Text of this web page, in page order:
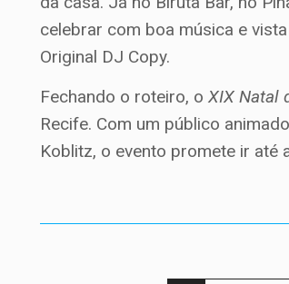
celebrar com boa música e
Original DJ Copy.
Fechando o roteiro, oXIX Natal
Recife. Com um público
Koblitz, o evento promete ir até